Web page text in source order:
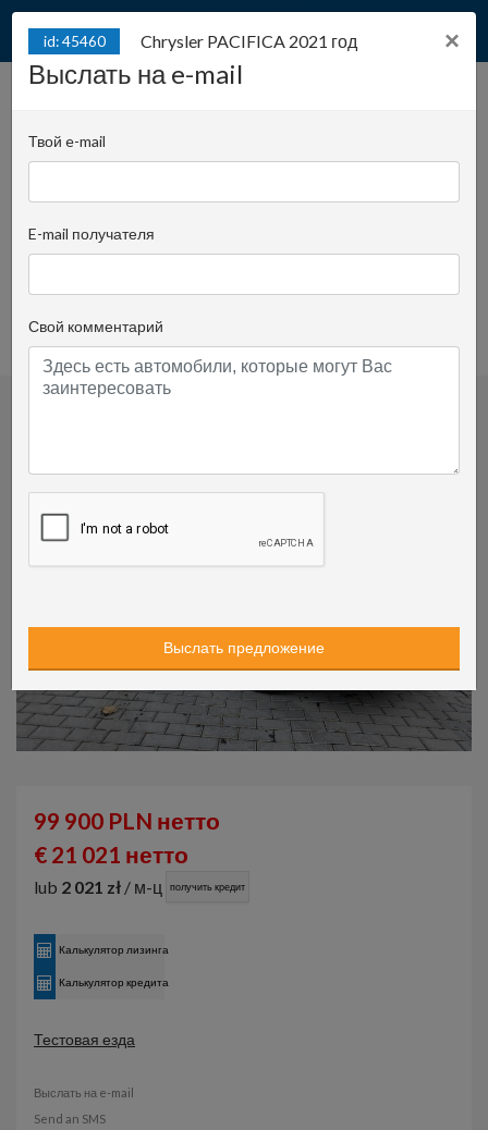
Juliana Konstantego Ordona 2A - biuro C |
Позиция:1214
Спросить опекуна
просмотренное
99 900 PLN нетто
€ 21 021 нетто
lub 2 021 zł / м-ц получить кредит
Калькулятор лизинга
Калькулятор кредита
Тестовая езда
Выслать на e-mail
Send an SMS
×
id: 45460 Chrysler PACIFICA 2021 год
Выслать на e-mail
Твой e-mail
E-mail получателя
Свой комментарий